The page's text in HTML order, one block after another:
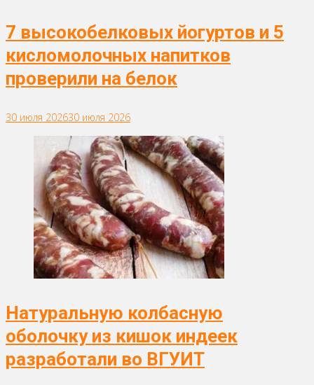
7 высокобелковых йогуртов и 5
кисломолочных напитков
проверили на белок
30 июля 202630 июля 2026
Натуральную колбасную
оболочку из кишок индеек
разработали во ВГУИТ